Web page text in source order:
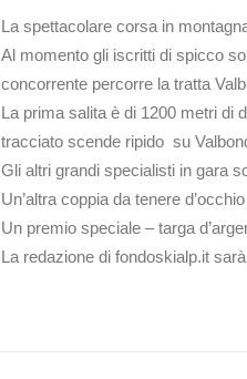
La spettacolare corsa in
Al momento gli iscritti di spicco
concorrente percorre la tratta
La prima salita è di 1200 metri di
tracciato scende ripido su
Gli altri grandi specialisti in gara
Un’altra coppia da tenere
Un premio speciale – targa
La redazione di fondoskialp.it